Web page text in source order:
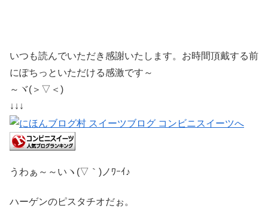
いつも読んでいただき感謝いたします。お時間頂戴する前
にぽちっといただける感激です～
～ヾ(＞▽＜)
↓↓↓
うわぁ～～いヽ(▽｀)ノﾜｰｲ♪
ハーゲンのピスタチオだぉ。